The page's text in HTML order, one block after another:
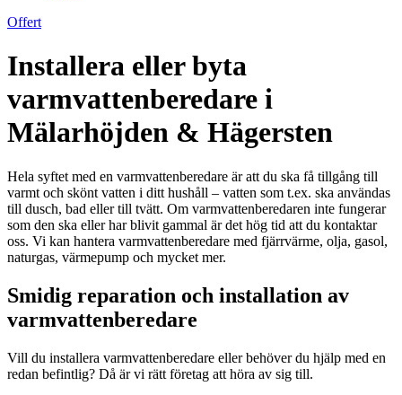
Offert
Installera eller byta
varmvattenberedare i
Mälarhöjden & Hägersten
Hela syftet med en varmvattenberedare är att du ska få tillgång till
varmt och skönt vatten i ditt hushåll – vatten som t.ex. ska användas
till dusch, bad eller till tvätt. Om varmvattenberedaren inte fungerar
som den ska eller har blivit gammal är det hög tid att du kontaktar
oss. Vi kan hantera varmvattenberedare med fjärrvärme, olja, gasol,
naturgas, värmepump och mycket mer.
Smidig reparation och installation av
varmvattenberedare
Vill du installera varmvattenberedare eller behöver du hjälp med en
redan befintlig? Då är vi rätt företag att höra av sig till.